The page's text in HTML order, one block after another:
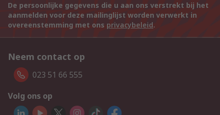
De persoonlijke gegevens die u aan ons verstrekt bij het
aanmelden voor deze mailinglijst worden verwerkt in
overeenstemming met ons privacybeleid.
Neem contact op
023 51 66 555
Volg ons op